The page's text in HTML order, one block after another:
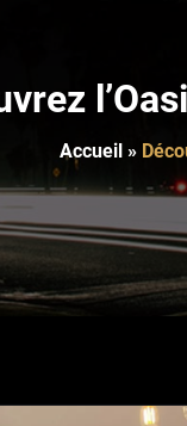
Accueil »